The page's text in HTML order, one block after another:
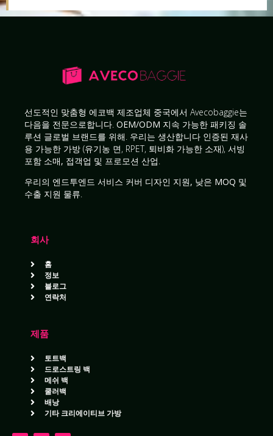
선도적인 맞춤형 에코백 제조업체 중국에서 Avecobaggie는
다음을 전문으로합니다. OEM/ODM 지속 가능한 패키징 솔
루션 글로벌 브랜드를 위해. 우리는 생산합니다 인증된 재사
용 가능한 가방 (유기농 면, RPET, 퇴비화 가능한 소재), 서빙
포함 소매, 접객업 및 프로모션 산업.
우리의 엔드투엔드 서비스 커버 디자인 지원, 낮은 MOQ 및
수출 지원 물류.
회사
홈
정보
블로그
연락처
제품
토트백
드로스트링 백
메쉬 백
쿨러백
배낭
기타 크리에이티브 가방